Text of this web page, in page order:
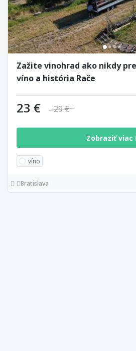
Zažite vinohrad ako nikdy
víno a história Rače
23 € 29 €
Zobraziť viac
víno
Bratislava